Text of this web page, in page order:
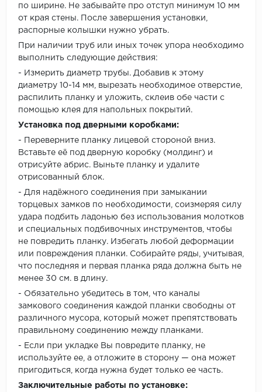
по ширине. Не забывайте про отступ минимум 10 мм
от края стены. После завершения установки,
распорные колышки нужно убрать.
При наличии труб или иных точек упора необходимо
выполнить следующие действия:
- Измерить диаметр трубы. Добавив к этому
диаметру 10-14 мм, вырезать необходимое отверстие,
распилить планку и уложить, склеив обе части с
помощью клея для напольных покрытий.
Установка под дверными коробками:
- Переверните планку лицевой стороной вниз.
Вставьте её под дверную коробку (молдинг) и
отрисуйте абрис. Выньте планку и удалите
отрисованный блок.
- Для надёжного соединения при замыкании
торцевых замков по необходимости, соизмеряя силу
удара подбить ладонью без использования молотков
и специальных подбивочных инструментов, чтобы
не повредить планку. Избегать любой деформации
или повреждения планки. Собирайте ряды, учитывая,
что последняя и первая планка ряда должна быть не
менее 30 см. в длину.
- Обязательно убедитесь в том, что каналы
замкового соединения каждой планки свободны от
различного мусора, который может препятствовать
правильному соединению между планками.
- Если при укладке Вы повредите планку, не
используйте ее, а отложите в сторону — она может
пригодиться, когда нужна будет только ее часть.
Заключительные работы по установке: